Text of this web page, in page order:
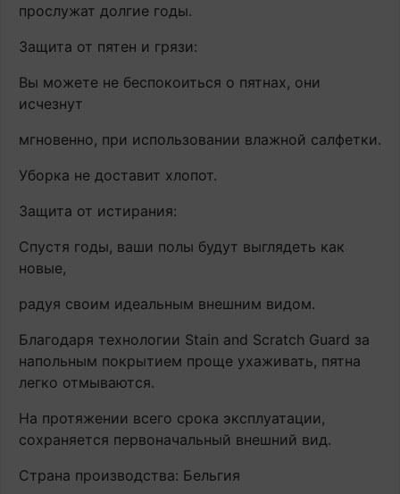
прослужат долгие годы.
Защита от пятен и грязи:
Вы можете не беспокоиться о пятнах, они
исчезнут
мгновенно, при использовании влажной салфетки.
Уборка не доставит хлопот.
Защита от истирания:
Спустя годы, ваши полы будут выглядеть как
новые,
радуя своим идеальным внешним видом.
Благодаря технологии Stain and Scratch Guard за
напольным покрытием проще ухаживать, пятна
легко отмываются.
На протяжении всего срока эксплуатации,
сохраняется первоначальный внешний вид.
Страна производства: Бельгия